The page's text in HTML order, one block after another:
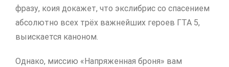
фразу, коия докажет, что экслибрис со спасением
абсолютно всех трёх важнейших героев ГТА 5,
выискается каноном.
Однако, миссию «Напряженная броня» вам